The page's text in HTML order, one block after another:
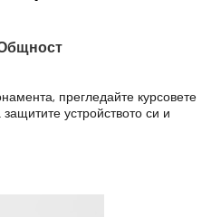
прегледайте курсовете
устройството си и